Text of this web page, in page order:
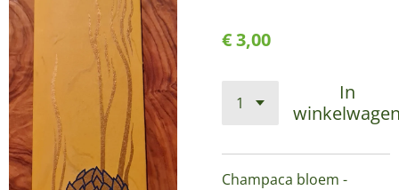
€ 3,00
In
Champaca bloem -